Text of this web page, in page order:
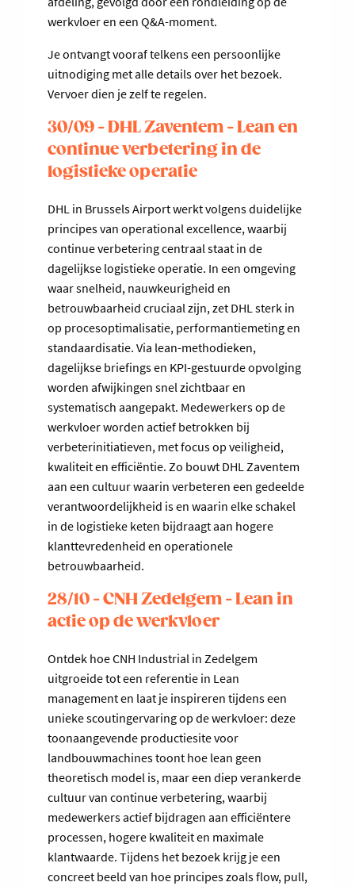
werkvloer en een Q&A-moment.
Je ontvangt vooraf telkens een persoonlijke
uitnodiging met alle details over het bezoek.
Vervoer dien je zelf te regelen.
30/09 - DHL Zaventem - Lean en
continue verbetering in de
logistieke operatie
DHL in Brussels Airport werkt volgens duidelijke
principes van operational excellence, waarbij
continue verbetering centraal staat in de
dagelijkse logistieke operatie. In een omgeving
waar snelheid, nauwkeurigheid en
betrouwbaarheid cruciaal zijn, zet DHL sterk in
op procesoptimalisatie, performantiemeting en
standaardisatie. Via lean-methodieken,
dagelijkse briefings en KPI-gestuurde opvolging
worden afwijkingen snel zichtbaar en
systematisch aangepakt. Medewerkers op de
werkvloer worden actief betrokken bij
verbeterinitiatieven, met focus op veiligheid,
kwaliteit en efficiëntie. Zo bouwt DHL Zaventem
aan een cultuur waarin verbeteren een gedeelde
verantwoordelijkheid is en waarin elke schakel
in de logistieke keten bijdraagt aan hogere
klanttevredenheid en operationele
betrouwbaarheid.
28/10 - CNH Zedelgem - Lean in
actie op de werkvloer
Ontdek hoe CNH Industrial in Zedelgem
uitgroeide tot een referentie in Lean
management en laat je inspireren tijdens een
unieke scoutingervaring op de werkvloer: deze
toonaangevende productiesite voor
landbouwmachines toont hoe lean geen
theoretisch model is, maar een diep verankerde
cultuur van continue verbetering, waarbij
medewerkers actief bijdragen aan efficiëntere
processen, hogere kwaliteit en maximale
klantwaarde. Tijdens het bezoek krijg je een
concreet beeld van hoe principes zoals flow, pull,